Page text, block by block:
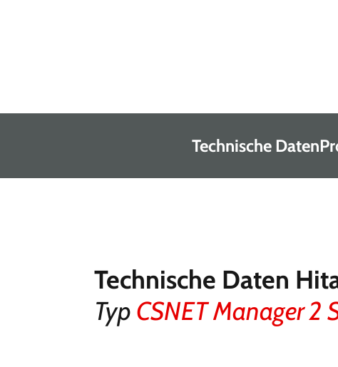
Technische Daten
Technische Daten
Typ CSNET Manager 2